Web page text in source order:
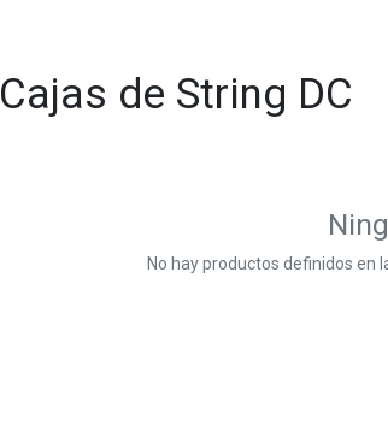
Cajas de String DC
No hay productos definidos en